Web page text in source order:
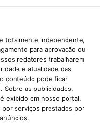
totalmente independente,
para aprovação ou
redatores trabalharem
e atualidade das
conteúdo pode ficar
Sobre as publicidades,
exibido em nosso portal,
por serviços prestados por